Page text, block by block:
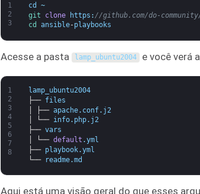
1
2
3
cd
~
git clone https : //github.com/do-
cd ansible-playbooks
Acesse a pasta lamp_ubuntu2004 e você verá
1
2
3
4
5
6
7
8
lamp_ubuntu2004
├── files
├── apache. conf. j2
└── info. php. j2
├── vars
└── default .yml
├── playbook.yml
└──
readme.md
Aqui está uma visão geral do que esses